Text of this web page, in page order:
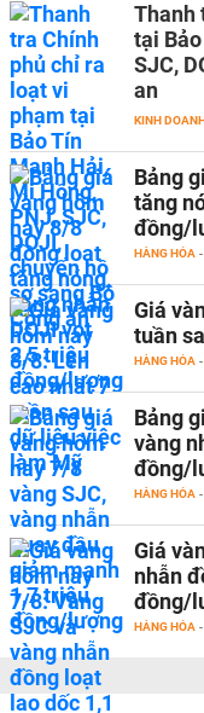
Thanh
tại
SJC,
an
KINH
Bảng
tăng
đồng/
HÀNG HÓA -
Giá
tuần
HÀNG HÓA -
Bảng
vàng
đồng/
HÀNG HÓA -
Giá
nhẫn
đồng/
HÀNG HÓA -